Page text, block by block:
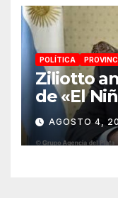
POLÍTICA
Ziliotto
de «El
«Unidad
proteger
AGOSTO 4,